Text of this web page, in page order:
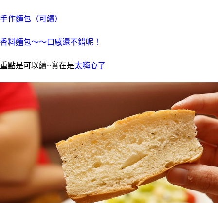
手作麵包（可續）
香料麵包～～口感還不錯呢！
重點是可以續~實在是太嗨心了